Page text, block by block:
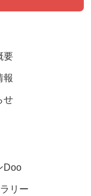
要
報
せ
Doo
リー